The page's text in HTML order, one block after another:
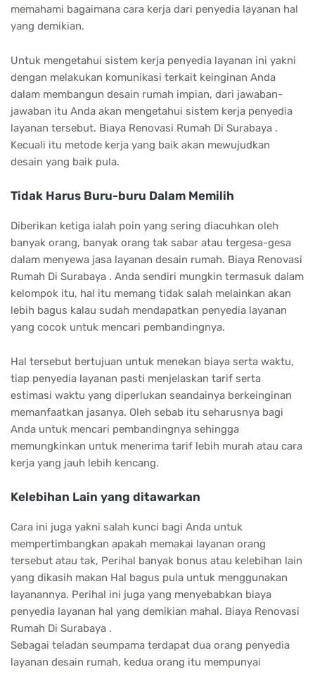
memahami bagaimana cara kerja dari penyedia layanan hal
yang demikian.
Untuk mengetahui sistem kerja penyedia layanan ini yakni
dengan melakukan komunikasi terkait keinginan Anda
dalam membangun desain rumah impian, dari jawaban-
jawaban itu Anda akan mengetahui sistem kerja penyedia
layanan tersebut. Biaya Renovasi Rumah Di Surabaya .
Kecuali itu metode kerja yang baik akan mewujudkan
desain yang baik pula.
Tidak Harus Buru-buru Dalam Memilih
Diberikan ketiga ialah poin yang sering diacuhkan oleh
banyak orang, banyak orang tak sabar atau tergesa-gesa
dalam menyewa jasa layanan desain rumah. Biaya Renovasi
Rumah Di Surabaya . Anda sendiri mungkin termasuk dalam
kelompok itu, hal itu memang tidak salah melainkan akan
lebih bagus kalau sudah mendapatkan penyedia layanan
yang cocok untuk mencari pembandingnya.
Hal tersebut bertujuan untuk menekan biaya serta waktu,
tiap penyedia layanan pasti menjelaskan tarif serta
estimasi waktu yang diperlukan seandainya berkeinginan
memanfaatkan jasanya. Oleh sebab itu seharusnya bagi
Anda untuk mencari pembandingnya sehingga
memungkinkan untuk menerima tarif lebih murah atau cara
kerja yang jauh lebih kencang.
Kelebihan Lain yang ditawarkan
Cara ini juga yakni salah kunci bagi Anda untuk
mempertimbangkan apakah memakai layanan orang
tersebut atau tak, Perihal banyak bonus atau kelebihan lain
yang dikasih makan Hal bagus pula untuk menggunakan
layanannya. Perihal ini juga yang menyebabkan biaya
penyedia layanan hal yang demikian mahal. Biaya Renovasi
Rumah Di Surabaya .
Sebagai teladan seumpama terdapat dua orang penyedia
layanan desain rumah, kedua orang itu mempunyai